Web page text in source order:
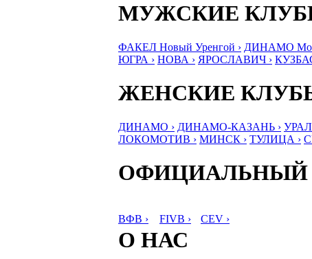
МУЖСКИЕ
ФАКЕЛ Новый Уренгой › ДИНАМО
ЮГРА › НОВА › ЯРОСЛАВИЧ ›
ЖЕНСКИЕ
ДИНАМО › ДИНАМО-КАЗАНЬ ›
ЛОКОМОТИВ › МИНСК › ТУЛИЦА ›
ОФИЦИАЛЬНЫЙ
ВФВ › FIVB › CEV ›
О НАС